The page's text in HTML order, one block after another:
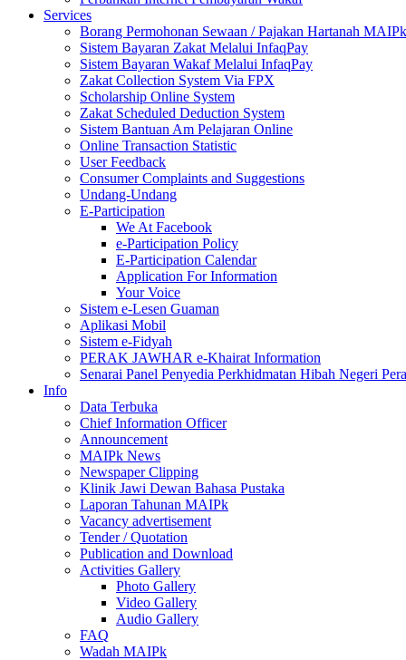
Services
Borang Permohonan Sewaan / Pajakan Hartanah MAIPk
Sistem Bayaran Zakat Melalui InfaqPay
Sistem Bayaran Wakaf Melalui InfaqPay
Zakat Collection System Via FPX
Scholarship Online System
Zakat Scheduled Deduction System
Sistem Bantuan Am Pelajaran Online
Online Transaction Statistic
User Feedback
Consumer Complaints and Suggestions
Undang-Undang
E-Participation
We At Facebook
e-Participation Policy
E-Participation Calendar
Application For Information
Your Voice
Sistem e-Lesen Guaman
Aplikasi Mobil
Sistem e-Fidyah
PERAK JAWHAR e-Khairat Information
Senarai Panel Penyedia Perkhidmatan Hibah Negeri
Info
Data Terbuka
Chief Information Officer
Announcement
MAIPk News
Newspaper Clipping
Klinik Jawi Dewan Bahasa Pustaka
Laporan Tahunan MAIPk
Vacancy advertisement
Tender / Quotation
Publication and Download
Activities Gallery
Photo Gallery
Video Gallery
Audio Gallery
FAQ
Wadah MAIPk